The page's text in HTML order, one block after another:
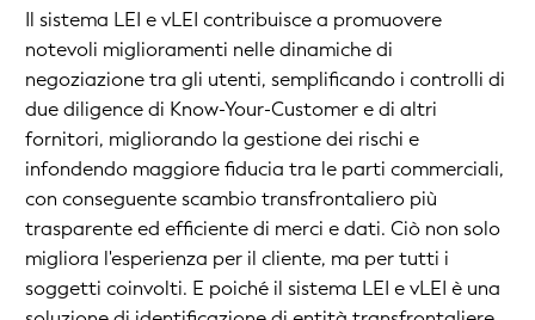
Il sistema LEI e vLEI contribuisce a promuovere
notevoli miglioramenti nelle dinamiche di
negoziazione tra gli utenti, semplificando i controlli di
due diligence di Know-Your-Customer e di altri
fornitori, migliorando la gestione dei rischi e
infondendo maggiore fiducia tra le parti commerciali,
con conseguente scambio transfrontaliero più
trasparente ed efficiente di merci e dati. Ciò non solo
migliora l'esperienza per il cliente, ma per tutti i
soggetti coinvolti. E poiché il sistema LEI e vLEI è una